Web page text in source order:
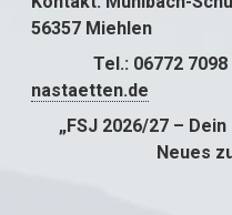
56357 Miehlen
Tel.: 06772
nastaetten.de
„FSJ 2026/27 –
Neues